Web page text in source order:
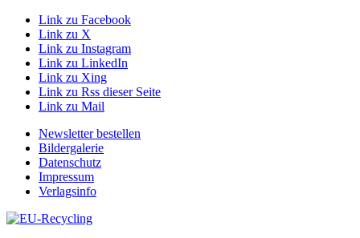
Link zu Facebook
Link zu X
Link zu Instagram
Link zu LinkedIn
Link zu Xing
Link zu Rss dieser Seite
Link zu Mail
Newsletter bestellen
Bildergalerie
Datenschutz
Impressum
Verlagsinfo